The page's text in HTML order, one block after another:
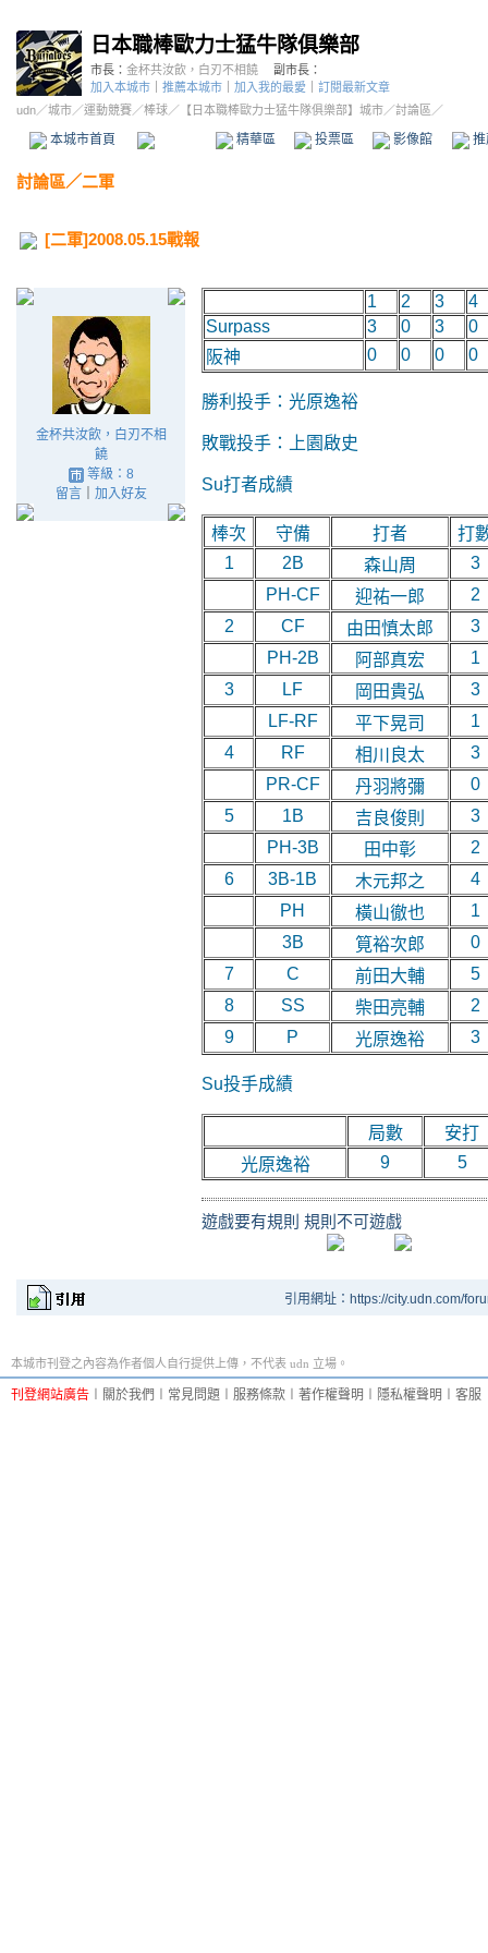
日本職棒歐力士猛牛隊俱樂部
市長： 金杯共汝飲，白刃不相饒
副市長：
加入本城市
推薦本城市 加入我的最愛
訂閱最新文章
udn／城市／運動競賽／棒球／ 【日本職棒歐力士猛牛隊俱樂部】城市／討論區／
本城市首頁 精華區 投票區 影像館
討論區／二軍
[二軍]2008.05.15戰報
金杯共汝飲，白刃不相
饒
等級：8
留言｜ 加入好友
1 2 3
4
Surpass
3 0 3
0
阪神
0 0 0 0
勝利投手：光原逸裕
敗戰投手：上園啟史
Su打者成績
棒次 守備 打者
打
1
2B 森山周
3
PH-CF
迎祐一郎
2
2
CF 由田慎太郎
3
PH-2B
阿部真宏
1
3
LF 岡田貴弘
3
LF-RF
平下晃司
1
4
RF 相川良太
3
PR-CF
丹羽將彌
0
5
1B 吉良俊則
3
PH-3B
田中彰
2
6
3B-1B 木元邦之
4
PH
橫山徹也
1
3B
筧裕次郎
0
7
C 前田大輔
5
8
SS 柴田亮輔
2
9
P 光原逸裕 3
Su投手成績
局數
安打
光原逸裕
9 5
遊戲要有規則 規則不可遊戲
引用網址：https://city.udn.com/
本城市刊登之內容為作者個人自行提供上傳，不代表 udn 立場。
刊登網站廣告 關於我們 常見問題 服務條款 著作權聲明 隱私權聲明 客服